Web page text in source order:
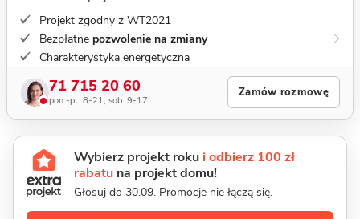
Projekt zgodny z WT2021
Bezpłatne pozwolenie na zmiany
Charakterystyka energetyczna
71 715 20 60
pon.-pt. 8-21, sob. 9-17
Zamów rozmowę
Wybierz projekt roku i odbierz 100 zł
rabatu na projekt domu!
Głosuj do 30.09. Promocje nie łączą się.